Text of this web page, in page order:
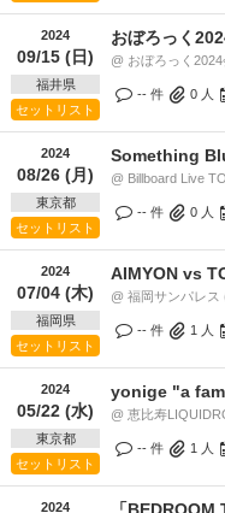
2024
09/15 (日)
福井県
セットリスト
おぼろっく
-- 件 0 人
2024
08/26 (月)
東京都
セットリスト
Something
@ Billboard Live
-- 件 0 人
2024
07/04 (木)
福岡県
セットリスト
AIMYON vs
@ 福岡サンパレス
-- 件 1 人
2024
05/22 (水)
東京都
セットリスト
yonige "a
@ 恵比寿
-- 件 1 人
2024 「